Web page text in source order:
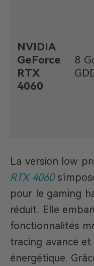
NVIDIA
GeForce
RTX
4060
8
La version low
RTX 4060
pour le gaming
réduit. Elle
fonctionnalités
tracing avancé
énergétique.